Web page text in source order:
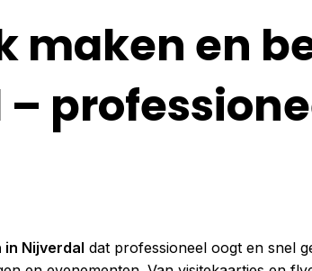
maken en
in Nijverdal dat professioneel oogt en snel